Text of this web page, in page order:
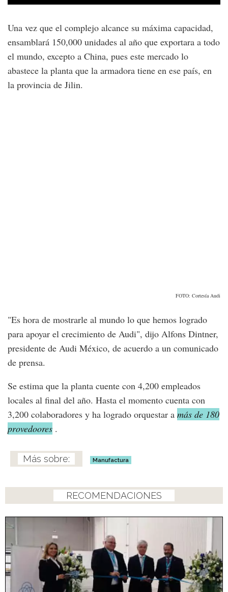
Una vez que el complejo alcance su máxima capacidad,
ensamblará 150,000 unidades al año que exportara a todo
el mundo, excepto a China, pues este mercado lo
abastece la planta que la armadora tiene en ese país, en
la provincia de Jilin.
FOTO: Cortesía Audi
"Es hora de mostrarle al mundo lo que hemos logrado
para apoyar el crecimiento de Audi", dijo Alfons Dintner,
presidente de Audi México, de acuerdo a un comunicado
de prensa.
Se estima que la planta cuente con 4,200 empleados
locales al final del año. Hasta el momento cuenta con
3,200 colaboradores y ha logrado orquestar a más de 180
provedoores .
Manufactura
RECOMENDACIONES